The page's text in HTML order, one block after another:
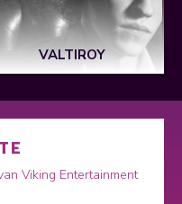
VALTIROY
Viking Entertainment